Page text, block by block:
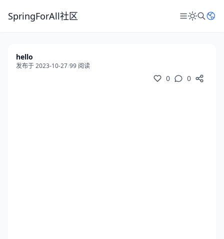
SpringForAll社区
hello
发布于 2023-10-27/99 阅读
0 0